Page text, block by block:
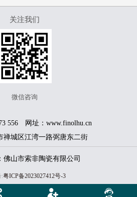
关注我们
微信咨询
556 网址：www.finolhu.cn
禅城区江湾一路弼唐东二街
佛山市索非陶瓷有限公司
粤ICP备2023027412号-3